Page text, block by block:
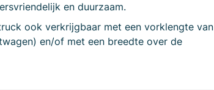
en duurzaam.
ook verkrijgbaar met een vorklengte van
en/of met een breedte over de